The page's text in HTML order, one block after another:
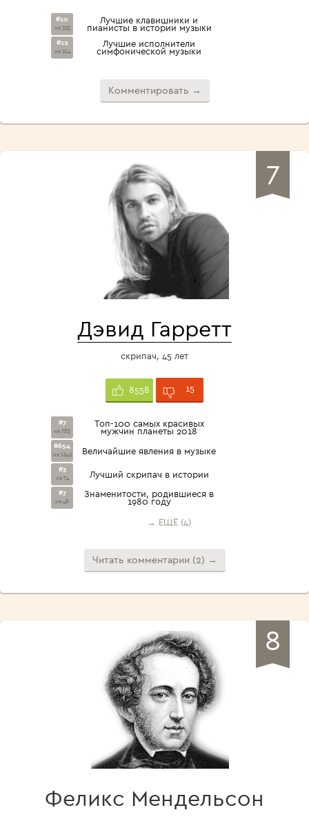
#10
из 323
Лучшие клавишники и
пианисты в истории музыки
#12
из 214
Лучшие исполнители
симфонической музыки
Комментировать →
7
Дэвид Гарретт
скрипач, 45 лет
8558 15
#7
из 783
Топ-100 самых красивых
мужчин планеты 2018
#654
из 1642 Величайшие явления в музыке
#3
из 74 Лучший скрипач в истории
#7
из 48
Знаменитости, родившиеся в
1980 году
→ ЕЩЁ (4)
Читать комментарии (2) →
8
Феликс Мендельсон